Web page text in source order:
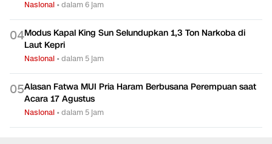
Nasional •dalam 6 jam
04Modus Kapal King Sun Selundupkan 1,3 Ton Narkoba di
Laut Kepri
Nasional •dalam 5 jam
05Alasan Fatwa MUI Pria Haram Berbusana Perempuan saat
Acara 17 Agustus
Nasional •dalam 5 jam